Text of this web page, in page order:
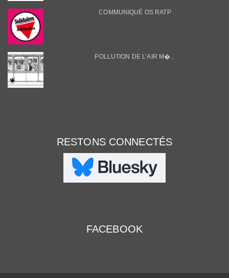
COMMUNIQUÉ OS RATP
POLLUTION DE L’AIR M�...
RESTONS CONNECTÉS
FACEBOOK